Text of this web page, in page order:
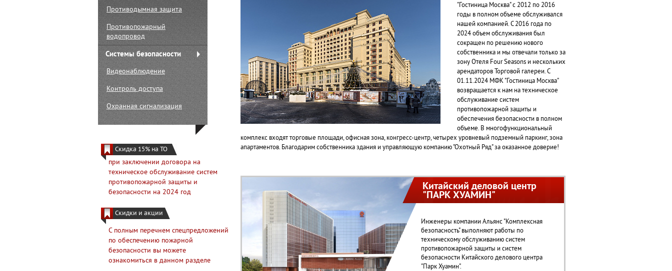
Противодымная защита
Противопожарный
водопровод
Системы безопасности
Видеонаблюдение
Контроль доступа
Охранная сигнализация
Скидка 15% на ТО
2024
при заключении договора на
техническое обслуживание систем
противопожарной защиты и
безопасности на 2024 год
Скидки и акции
С полным перечнем спецпредложений
по обеспечению пожарной
безопасности вы можете
ознакомиться в данном разделе
"Гостиница Москва" с 2012 по 2016
годы в полном объеме обслуживался
нашей компанией. С 2016 года по
2024 объем обслуживания был
сокращен по решению нового
собственника и мы отвечали только за
зону Отеля Four Seasons и нескольких
арендаторов Торговой галереи. С
01.11.2024 МФК "Гостиница Москва"
возвращается к нам на техническое
обслуживание систем
противопожарной защиты и
обеспечения безопасности в полном
объеме. В многофункциональный
комплекс входят торговые площади, офисная зона, конгресс-центр, четырех уровневый подземный паркинг, зона
апартаментов. Благодарим собственника здания и управляющую компанию "Охотный Ряд" за оказанное доверие!
Китайский деловой центр
"ПАРК ХУАМИН"
Инженеры компании Альянс "Комплексная
безопасность" выполняют работы по
техническому обслуживанию систем
противопожарной защиты и систем
безопасности Китайского делового центра
"Парк Хуамин".